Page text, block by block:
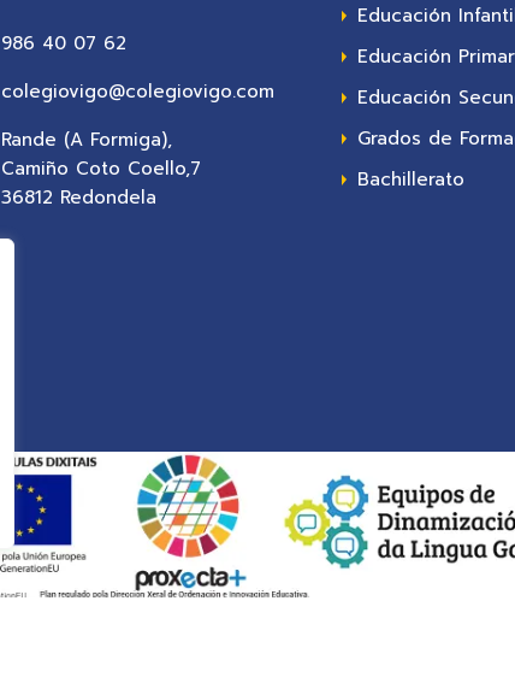
986 40 07 62
colegiovigo@colegiovigo.com
Rande (A Formiga),
Camiño Coto Coello,7
36812 Redondela
Educación
Educación
Educación
Grados de
Bachillerato